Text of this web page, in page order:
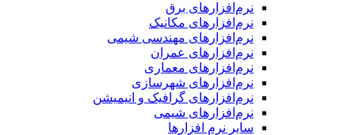
نرم‌افزارهای برق
نرم‌افزارهای مکانیک
نرم‌افزارهای مهندسی شیمی
نرم‌افزارهای عمران
نرم‌افزارهای معماری
نرم‌افزارهای شهرسازی
نرم‌افزارهای گرافیک و انیمیشن
نرم‌افزارهای شیمی
سایر نرم افزارها